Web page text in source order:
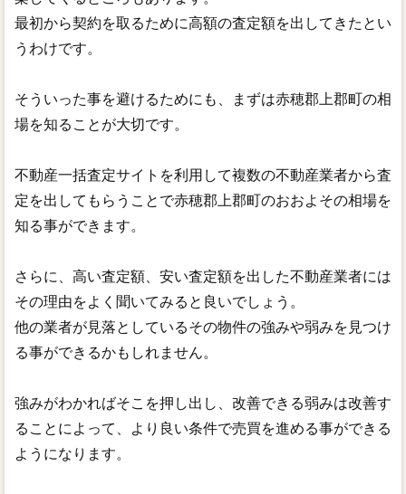
最初から契約を取るために高額の査定額を出してきたとい
うわけです。
そういった事を避けるためにも、まずは赤穂郡上郡町の相
場を知ることが大切です。
不動産一括査定サイトを利用して複数の不動産業者から査
定を出してもらうことで赤穂郡上郡町のおおよその相場を
知る事ができます。
さらに、高い査定額、安い査定額を出した不動産業者には
その理由をよく聞いてみると良いでしょう。
他の業者が見落としているその物件の強みや弱みを見つけ
る事ができるかもしれません。
強みがわかればそこを押し出し、改善できる弱みは改善す
ることによって、より良い条件で売買を進める事ができる
ようになります。